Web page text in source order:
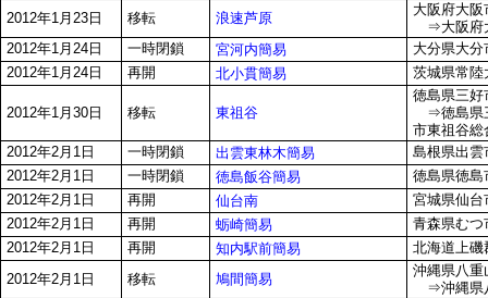
2012年1月23日
移転 浪速芦原
大阪府大阪
⇒大阪府
2012年1月24日
一時閉鎖 宮河内簡易
大分県大分
2012年1月24日
再開 北小貫簡易 茨城県常陸
2012年1月30日 移転 東祖谷
徳島県三好
⇒徳島県
市東祖谷総
2012年2月1日
一時閉鎖 出雲東林木簡易
島根県出雲
2012年2月1日
一時閉鎖 徳島飯谷簡易
徳島県徳島
2012年2月1日
再開 仙台南
宮城県仙台
2012年2月1日
再開 蛎崎簡易
青森県むつ
2012年2月1日
再開 知内駅前簡易
北海道上磯
2012年2月1日
移転 鳩間簡易
沖縄県八重
⇒沖縄県